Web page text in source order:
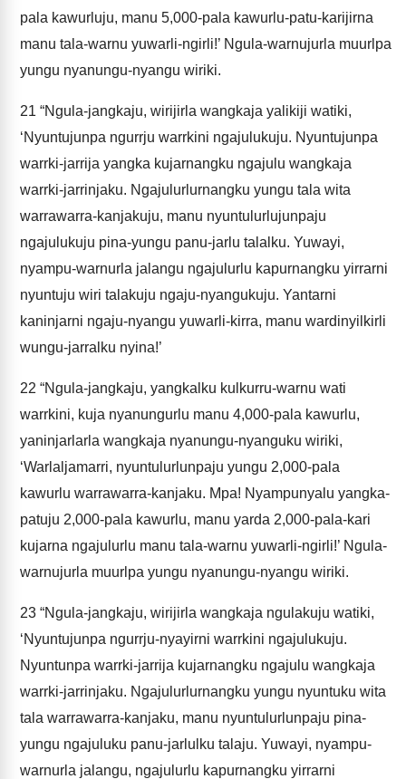
pala kawurluju, manu 5,000-pala kawurlu-patu-karijirna
manu tala-warnu yuwarli-ngirli!’ Ngula-warnujurla muurlpa
yungu nyanungu-nyangu wiriki.
21 “Ngula-jangkaju, wirijirla wangkaja yalikiji watiki,
‘Nyuntujunpa ngurrju warrkini ngajulukuju. Nyuntujunpa
warrki-jarrija yangka kujarnangku ngajulu wangkaja
warrki-jarrinjaku. Ngajulurlurnangku yungu tala wita
warrawarra-kanjakuju, manu nyuntulurlujunpaju
ngajulukuju pina-yungu panu-jarlu talalku. Yuwayi,
nyampu-warnurla jalangu ngajulurlu kapurnangku yirrarni
nyuntuju wiri talakuju ngaju-nyangukuju. Yantarni
kaninjarni ngaju-nyangu yuwarli-kirra, manu wardinyilkirli
wungu-jarralku nyina!’
22 “Ngula-jangkaju, yangkalku kulkurru-warnu wati
warrkini, kuja nyanungurlu manu 4,000-pala kawurlu,
yaninjarlarla wangkaja nyanungu-nyanguku wiriki,
‘Warlaljamarri, nyuntulurlunpaju yungu 2,000-pala
kawurlu warrawarra-kanjaku. Mpa! Nyampunyalu yangka-
patuju 2,000-pala kawurlu, manu yarda 2,000-pala-kari
kujarna ngajulurlu manu tala-warnu yuwarli-ngirli!’ Ngula-
warnujurla muurlpa yungu nyanungu-nyangu wiriki.
23 “Ngula-jangkaju, wirijirla wangkaja ngulakuju watiki,
‘Nyuntujunpa ngurrju-nyayirni warrkini ngajulukuju.
Nyuntunpa warrki-jarrija kujarnangku ngajulu wangkaja
warrki-jarrinjaku. Ngajulurlurnangku yungu nyuntuku wita
tala warrawarra-kanjaku, manu nyuntulurlunpaju pina-
yungu ngajuluku panu-jarlulku talaju. Yuwayi, nyampu-
warnurla jalangu, ngajulurlu kapurnangku yirrarni